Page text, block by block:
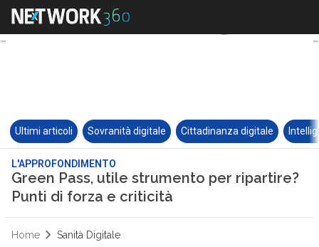
Ultimi articoli Sovranità digitale Cittadinanza digitale
L'APPROFONDIMENTO
Green Pass, utile strumento per ripartire?
Punti di forza e criticità
Home Sanità Digitale